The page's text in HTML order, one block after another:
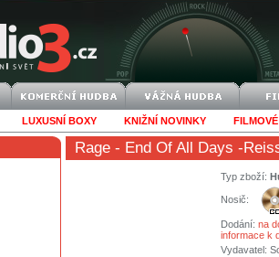
LUXUSNÍ BOXY KNIŽNÍ NOVINKY
Rage - End Of All Days -
Typ zboží:
Nosič:
Dodání: na
informace k
Vydavatel: